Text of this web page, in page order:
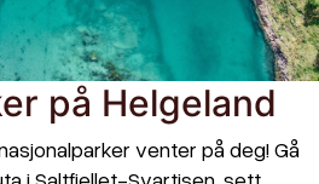
på Helgeland
venter på deg! Gå